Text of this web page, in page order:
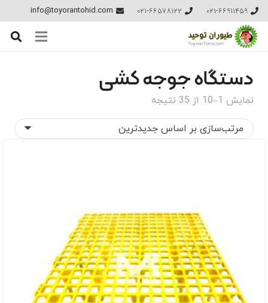
021-66911459
021-66578122
info@toyorantohid.com
دستگاه جوجه کشی
نمایش 1–10 از 35 نتیجه
بر
اساس